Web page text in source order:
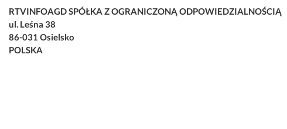
RTVINFOAGD SPÓŁKA Z OGRANICZONĄ ODPOWIEDZIALNOŚCIĄ
ul. Leśna 38
86-031 Osielsko
POLSKA